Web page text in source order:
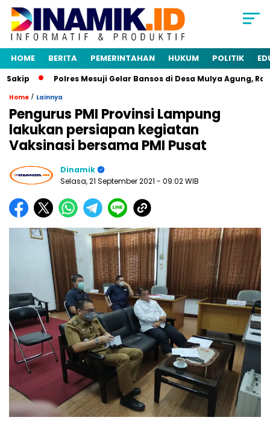
HOME BERITA PEMERINTAHAN HUKUM POLITIK
Polres Mesuji Gelar Bansos di Desa Mulya Agung,
Home / Lainnya
Pengurus PMI Provinsi Lampung
lakukan persiapan kegiatan
Vaksinasi bersama PMI Pusat
Dinamik
Selasa, 21 September 2021 - 09:02 WIB